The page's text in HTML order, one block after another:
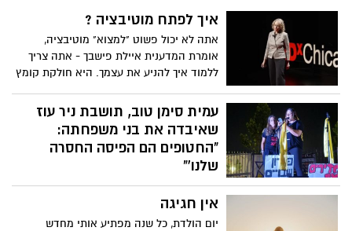
איך לפתח מוטיבציה ?
אתה לא יכול פשוט "למצוא" מוטיבציה,
אומרת המדענית איילת פישבך - אתה צריך
ללמוד איך להניע את עצמך. היא חולקת קומץ
ומציעה חוכמה פשוטה להפליא כיצד לייעל
את המטרות שלך, להגדיר את עצמך להצלחה
ולהימנע מהקריאות המפתות של דחיינות.
עמית סימן טוב, תושבת ניר עוז
שאיבדה את בני משפחתה:
"החטופים הם הפיסה החסרה
שלנו'"
אמש בעצרת להחזרת החטופים בכרמי גת,
עמית סימן טוב, שאיבדה בני משפחה בטבח
בניר עוז, משתפת בכאב ובזעקה להחזרת
אין חגיגה
יום הולדת, כל שנה מפתיע אותי מחדש